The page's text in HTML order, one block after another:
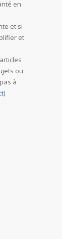
en
et si
et
ou
à
)